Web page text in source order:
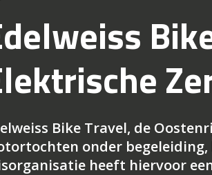
Bike Travel, de
onder
heeft hiervoor